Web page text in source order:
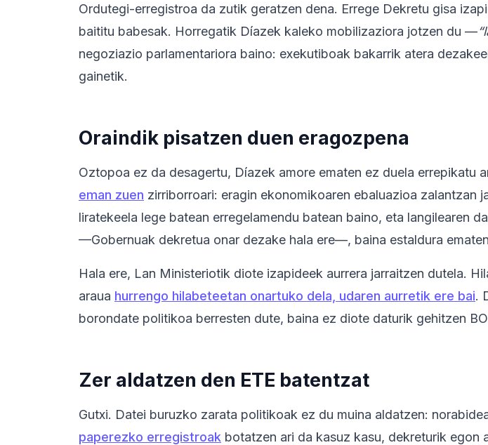
Ordutegi-erregistroa da zutik geratzen dena. Errege Dekretu gisa
baititu babesak. Horregatik Díazek kaleko mobilizaziora jotzen du —
negoziazio parlamentariora baino: exekutiboak bakarrik atera
gainetik.
Oraindik pisatzen duen eragozpena
Oztopoa ez da desagertu, Díazek amore ematen ez duela errepikatu
eman zuen zirriborroari: eragin ekonomikoaren ebaluazioa
liratekeela lege batean erregelamendu batean baino, eta langilearen
—Gobernuak dekretua onar dezake hala ere—, baina estaldura
Hala ere, Lan Ministeriotik diote izapideek aurrera jarraitzen dutela.
araua hurrengo hilabeteetan onartuko dela, udaren aurretik ere bai.
borondate politikoa berresten dute, baina ez diote daturik gehitzen
Zer aldatzen den ETE batentzat
Gutxi. Datei buruzko zarata politikoak ez du muina aldatzen:
paperezko erregistroak botatzen ari da kasuz kasu, dekreturik egon